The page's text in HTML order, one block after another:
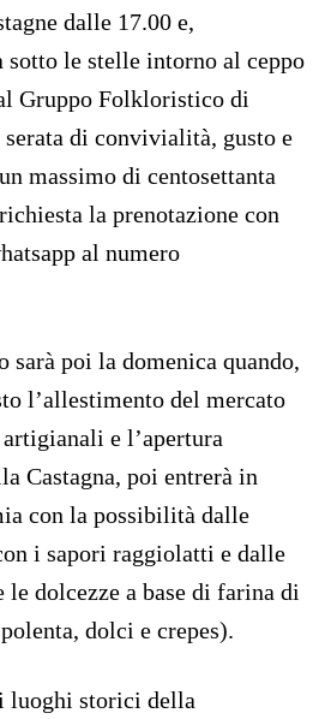
dalle 17.00 e,
sotto le stelle intorno al ceppo
Gruppo Folkloristico di
serata di convivialità, gusto e
massimo di centosettanta
la prenotazione con
al numero
sarà poi la domenica quando,
l’allestimento del mercato
e l’apertura
Castagna, poi entrerà in
con la possibilità dalle
i sapori raggiolatti e dalle
le dolcezze a base di farina di
dolci e crepes).
luoghi storici della